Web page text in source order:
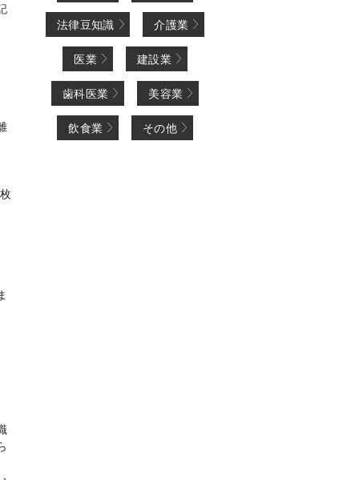
法律豆知識 介護業
医業 建設業
歯科医業 美容業
飲食業 その他